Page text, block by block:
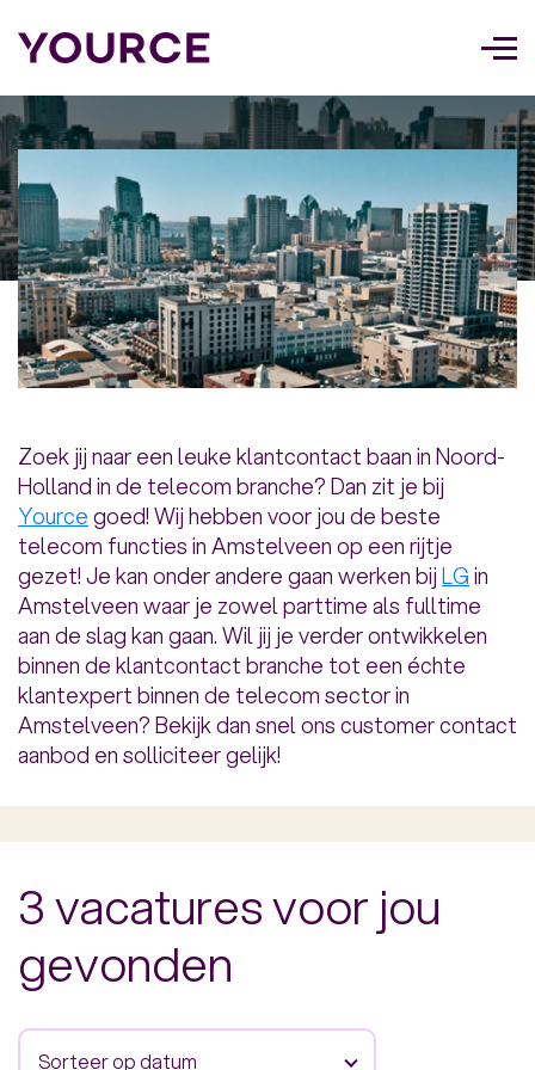
Zoek jij naar een leuke klantcontact baan in Noord-
Holland in de telecom branche? Dan zit je bij
Yourcegoed! Wij hebben voor jou de beste
telecom functies in Amstelveen op een rijtje
gezet! Je kan onder andere gaan werken bijLGin
Amstelveen waar je zowel parttime als fulltime
aan de slag kan gaan. Wil jij je verder ontwikkelen
binnen de klantcontact branche tot een échte
klantexpert binnen de telecom sector in
Amstelveen? Bekijk dan snel ons customer contact
aanbod en solliciteer gelijk!
3 vacatures voor jou
gevonden
Sorteer op datum